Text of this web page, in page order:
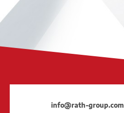
info@rath-group.com